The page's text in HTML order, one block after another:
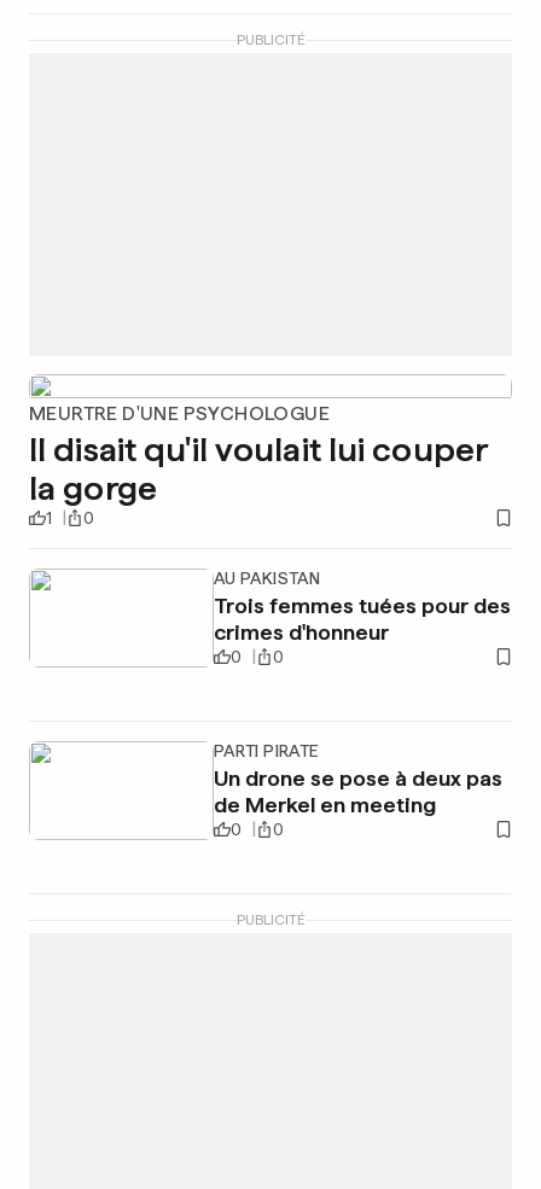
PUBLICITÉ
MEURTRE D'UNE PSYCHOLOGUE
Il disait qu'il voulait lui couper
la gorge
1 0
AU PAKISTAN
Trois femmes tuées pour des
crimes d'honneur
0 0
PARTI PIRATE
Un drone se pose à deux pas
de Merkel en meeting
0 0
PUBLICITÉ